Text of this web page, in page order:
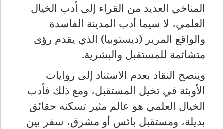
المناخي العديد من القراء إلى أدب الخيال
العلمي، لا سيما أدب المدينة الفاسدة
والواقع المرير (ديستوبيا) الذي يقدم رؤى
متشائمة للمستقبل والبشرية.
وينصح النقاد بعدم الاستناد إلى روايات
الأوبئة في تخيل المستقبل، ومع ذلك فأدب
الخيال العلمي هو عالم مثير تسكنه حقائق
بديلة، ومستقبل بائس أو مشرق، سفر بين